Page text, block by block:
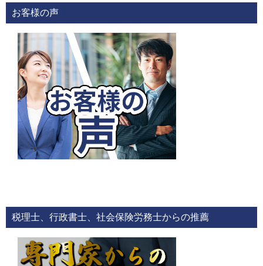
お客様の声
税理士、行政書士、社会保険労務士からの推薦